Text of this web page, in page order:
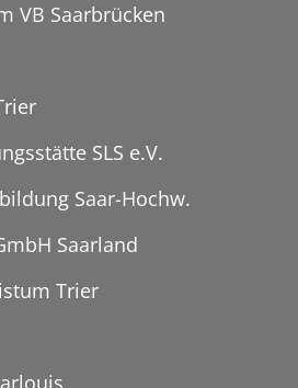
VB Saarbrücken
SLS e.V.
Saar-Hochw.
Saarland
Trier